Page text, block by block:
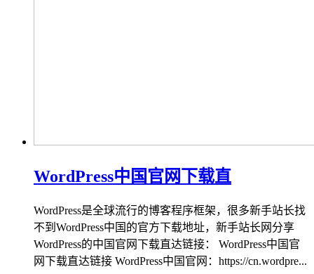
WordPress中国官网下载直
WordPress是全球流行的博客程序框架，很多新手站长找
不到WordPress中国的官方下载地址，新手站长网分享
WordPress的中国官网下载直达链接： WordPress中国官
网下载直达链接 WordPress中国官网：https://cn.wordpre...